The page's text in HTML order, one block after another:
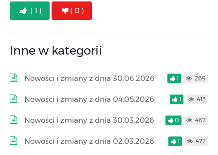
( 1 ) ( 0 )
Inne w kategorii
Nowości i zmiany z dnia 30.06.2026 1 269
Nowości i zmiany z dnia 04.05.2026 1 413
Nowości i zmiany z dnia 30.03.2026 0 467
Nowości i zmiany z dnia 02.03.2026 1 472